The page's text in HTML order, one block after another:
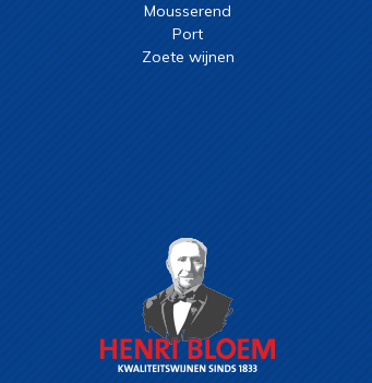
Mousserend
Port
Zoete wijnen